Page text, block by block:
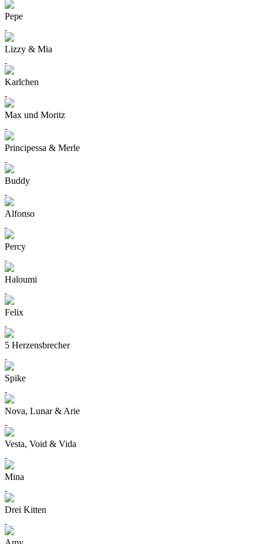
Pepe
Lizzy & Mia
Karlchen
Max und Moritz
Principessa & Merle
Buddy
Alfonso
Percy
Haloumi
Felix
5 Herzensbrecher
Spike
Nova, Lunar & Arie
Vesta, Void & Vida
Mina
Drei Kitten